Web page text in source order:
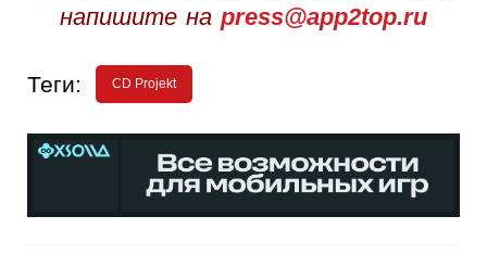
напишите на press@app2top.ru
Теги: CD Projekt